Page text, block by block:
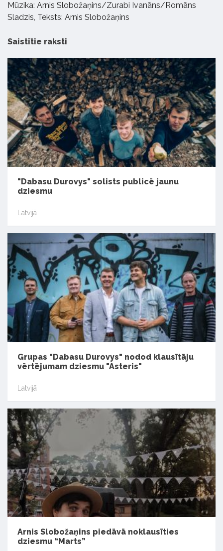
Mūzika: Arnis Slobožaņins/Zurabi Ivanāns/Romāns
Sladzis, Teksts: Arnis Slobožaņins
Saistītie raksti
"Dabasu Durovys" solists publicē jaunu
dziesmu
Latvijā
Grupas "Dabasu Durovys" nodod klausītāju
vērtējumam dziesmu "Asteris"
Latvijā
Arnis Slobožaņins piedāvā noklausīties
dziesmu “Marts”